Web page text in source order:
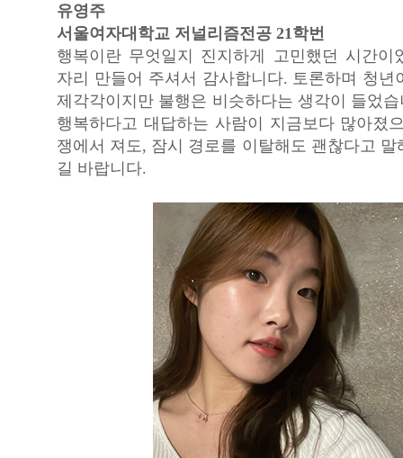
유영주
서울여자대학교 저널리즘전공 21학번
행복이란 무엇일지 진지하게 고민했던 시간이
자리 만들어 주셔서 감사합니다. 토론하며 청년
제각각이지만 불행은 비슷하다는 생각이 들었
행복하다고 대답하는 사람이 지금보다 많아졌
쟁에서 져도, 잠시 경로를 이탈해도 괜찮다고 말
길 바랍니다.